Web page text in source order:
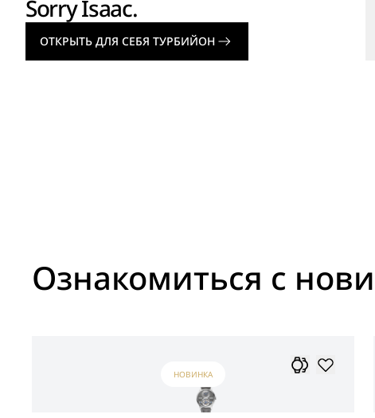
Sorry Isaac.
ОТКРЫТЬ ДЛЯ СЕБЯ ТУРБИЙОН
Ознакомиться с
НОВИНКА